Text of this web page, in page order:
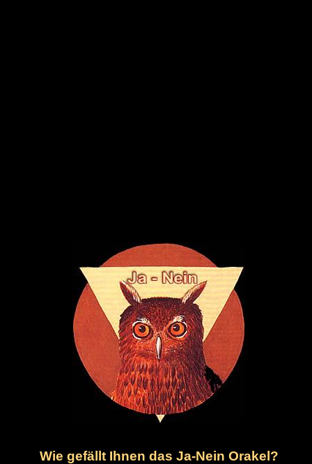
Wie gefällt Ihnen das Ja-Nein Orakel?